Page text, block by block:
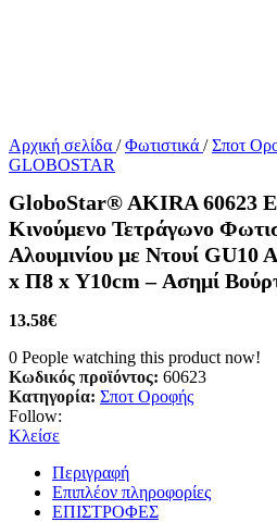
Αρχική σελίδα / Φωτιστικά / Σποτ
GLOBOSTAR
GloboStar® AKIRA 60623
Κινούμενο Τετράγωνο
Αλουμινίου με Ντουί
x Π8 x Υ10cm – Ασημί
13.58€
0 People watching this product now!
Κωδικός προϊόντος: 60623
Κατηγορία: Σποτ Οροφής
Follow:
Κλείσε
Περιγραφή
Επιπλέον πληροφορίες
ΕΠΙΣΤΡΟΦΕΣ